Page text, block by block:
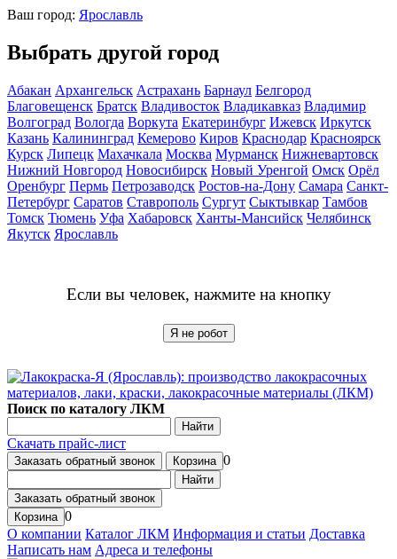
Ваш город: Ярославль
Выбрать другой город
Абакан Архангельск Астрахань Барнаул Белгород
Благовещенск Братск Владивосток Владикавказ Владимир
Волгоград Вологда Воркута Екатеринбург Ижевск Иркутск
Казань Калининград Кемерово Киров Краснодар Красноярск
Курск Липецк Махачкала Москва Мурманск Нижневартовск
Нижний Новгород Новосибирск Новый Уренгой Омск Орёл
Оренбург Пермь Петрозаводск Ростов-на-Дону Самара Санкт-
Петербург Саратов Ставрополь Сургут Сыктывкар Тамбов
Томск Тюмень Уфа Хабаровск Ханты-Мансийск Челябинск
Якутск Ярославль
Если вы человек, нажмите на кнопку
Я не робот
Поиск по каталогу ЛКМ
Найти
Скачать прайс-лист
Заказать обратный звонок Корзина 0
Найти
Заказать обратный звонок
Корзина 0
О компании Каталог ЛКМ Информация и статьи Доставка
Написать нам Адреса и телефоны